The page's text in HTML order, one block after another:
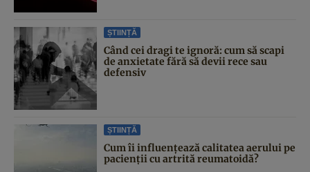
ȘTIINȚĂ
Când cei dragi te ignoră: cum să scapi
de anxietate fără să devii rece sau
defensiv
ȘTIINȚĂ
Cum îi influențează calitatea aerului pe
pacienții cu artrită reumatoidă?